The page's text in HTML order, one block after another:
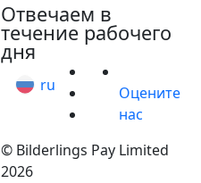
Отвечаем в
течение рабочего
дня
ru
Оцените
нас
© Bilderlings Pay Limited
2026